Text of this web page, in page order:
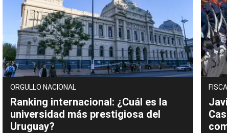
ORGULLO NACIONAL
Ranking internacional: ¿Cuál es la
universidad más prestigiosa del
Uruguay?